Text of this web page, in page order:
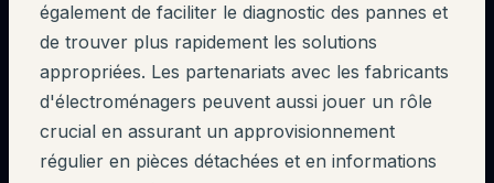
également de faciliter le diagnostic des pannes et
de trouver plus rapidement les solutions
appropriées. Les partenariats avec les fabricants
d'électroménagers peuvent aussi jouer un rôle
crucial en assurant un approvisionnement
régulier en pièces détachées et en informations